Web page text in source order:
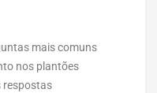
mais comuns
nos plantões
respostas